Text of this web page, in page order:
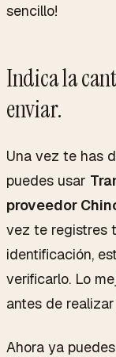
sencillo!
Indica la
enviar.
Una vez te has
puedes usar
proveedor
vez te registres
identificación,
verificarlo. Lo
antes de
Ahora ya